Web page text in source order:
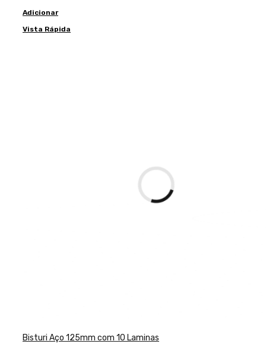
Adicionar
Vista Rápida
Bisturi Aço 125mm com 10 Laminas